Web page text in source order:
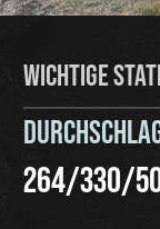
WICHTIGE
264/330/